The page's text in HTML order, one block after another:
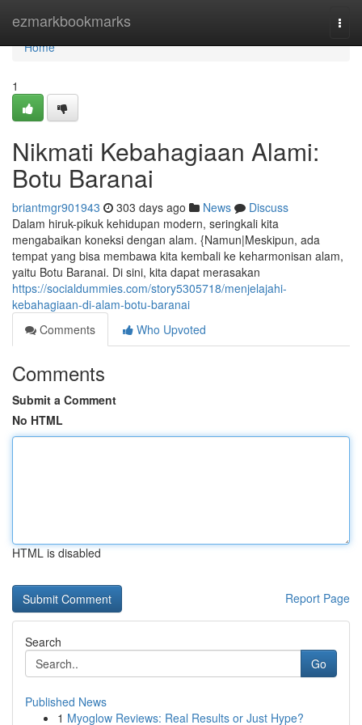
ezmarkbookmarks
Home
Home
1
Nikmati Kebahagiaan Alami:
Botu Baranai
briantmgr901943 303 days ago News
Discuss
Dalam hiruk-pikuk kehidupan modern, seringkali kita
mengabaikan koneksi dengan alam. {Namun|Meskipun, ada
tempat yang bisa membawa kita kembali ke keharmonisan alam,
yaitu Botu Baranai. Di sini, kita dapat merasakan
https://socialdummies.com/story5305718/menjelajahi-
kebahagiaan-di-alam-botu-baranai
Comments
Who Upvoted
Comments
Submit a Comment
No HTML
HTML is disabled
Report Page
Search
Go
Published News
1 Myoglow Reviews: Real Results or Just Hype?